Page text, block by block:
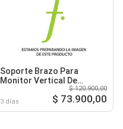
Soporte Brazo Para
Monitor Vertical De
3 días
$ 120.900,00
$ 73.900,00